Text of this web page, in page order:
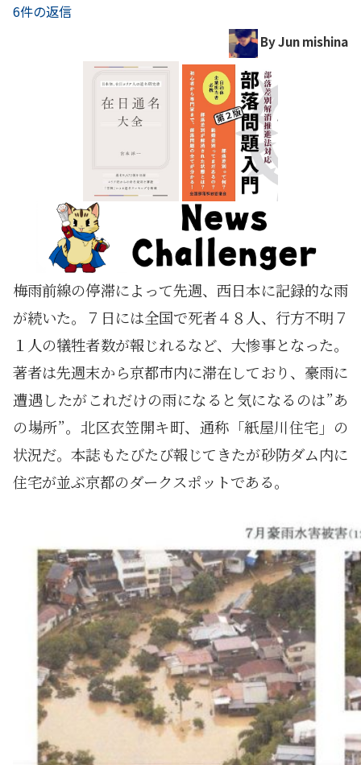
6件の返信
By Jun mishina
梅雨前線の停滞によって先週、西日本に記録的な雨
が続いた。７日には全国で死者４８人、行方不明７
１人の犠牲者数が報じれるなど、大惨事となった。
著者は先週末から京都市内に滞在しており、豪雨に
遭遇したがこれだけの雨になると気になるのは”あ
の場所”。北区衣笠開キ町、通称「紙屋川住宅」の
状況だ。本誌もたびたび報じてきたが砂防ダム内に
住宅が並ぶ京都のダークスポットである。